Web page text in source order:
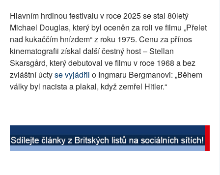
Hlavním hrdinou festivalu v roce 2025 se stal 80letý
Michael Douglas, který byl oceněn za roli ve filmu „Přelet
nad kukaččím hnízdem“ z roku 1975. Cenu za přínos
kinematografii získal další čestný host – Stellan
Skarsgård, který debutoval ve filmu v roce 1968 a bez
zvláštní úctyse vyjádřil o Ingmaru Bergmanovi: „Během
války byl nacista a plakal, když zemřel Hitler.“